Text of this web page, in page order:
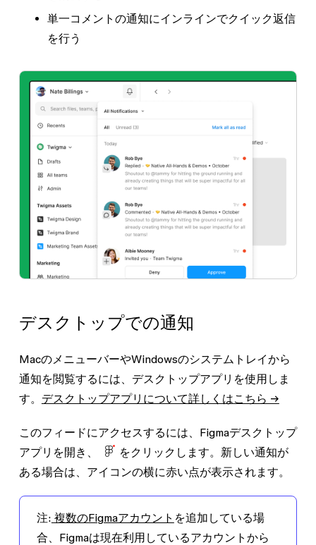
単一コメントの通知にインラインでクイック返信
を行う
デスクトップでの通知
MacのメニューバーやWindowsのシステムトレイから
通知を閲覧するには、デスクトップアプリを使用しま
す。 デスクトップアプリについて詳しくはこちら →
このフィードにアクセスするには、Figmaデスクトップ
アプリを開き、
をクリックします。新しい通知が
ある場合は、アイコンの横に赤い点が表示されます。
注: 複数のFigmaアカウント を追加している場
合、Figmaは現在利用しているアカウントから